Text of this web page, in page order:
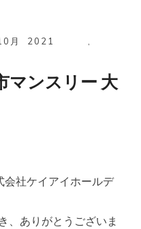
リ
ー
く
ミ
月 ,
2021
マンスリー 大
社ケイアイホールデ
、ありがとうございま